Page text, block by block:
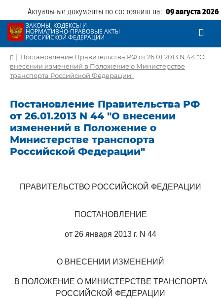
Актуальные документы по состоянию на: 09 августа 2026
ЗАКОНЫ, КОДЕКСЫ И
НОРМАТИВНО-ПРАВОВЫЕ АКТЫ
РОССИЙСКОЙ ФЕДЕРАЦИИ
| Постановление Правительства РФ от 26.01.2013 N 44 "О
внесении изменений в Положение о Министерстве
транспорта Российской Федерации"
Постановление Правительства РФ
от 26.01.2013 N 44 "О внесении
изменений в Положение о
Министерстве транспорта
Российской Федерации"
ПРАВИТЕЛЬСТВО РОССИЙСКОЙ ФЕДЕРАЦИИ
ПОСТАНОВЛЕНИЕ
от 26 января 2013 г. N 44
О ВНЕСЕНИИ ИЗМЕНЕНИЙ
В ПОЛОЖЕНИЕ О МИНИСТЕРСТВЕ ТРАНСПОРТА
РОССИЙСКОЙ ФЕДЕРАЦИИ